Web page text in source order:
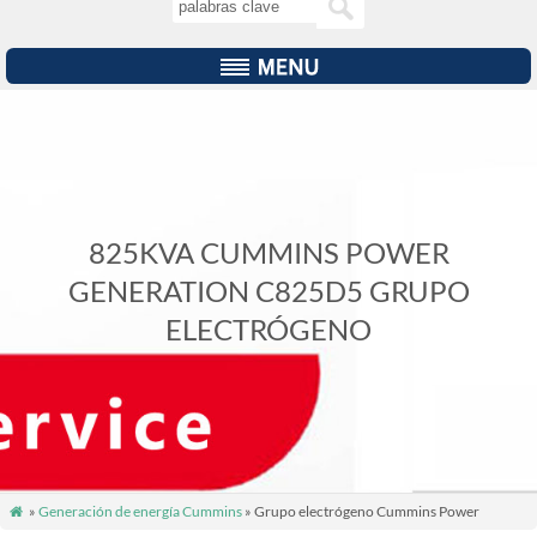
825KVA CUMMINS POWER
GENERATION C825D5 GRUPO
ELECTRÓGENO
 » Generación de energía Cummins» Grupo electrógeno Cummins Power